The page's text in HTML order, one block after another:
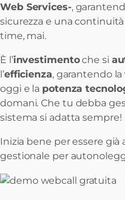
Web Services-,
sicurezza e una
time, mai.
È l’investimentoche si
l’efficienza, garantendo la
oggi e la potenza
domani. Che tu debba
sistema si adatta sempre!
Inizia bene per essere già
gestionale per